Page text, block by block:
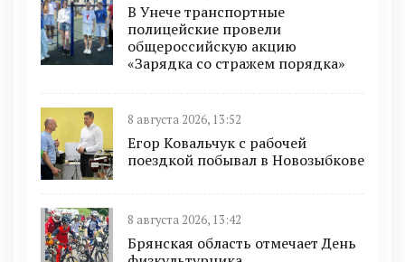
В Унече транспортные
полицейские провели
общероссийскую акцию
«Зарядка со стражем порядка»
8 августа 2026, 13:52
Егор Ковальчук с рабочей
поездкой побывал в Новозыбкове
8 августа 2026, 13:42
Брянская область отмечает День